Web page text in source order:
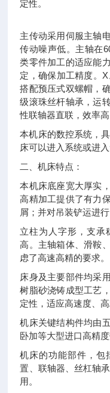
定性。
主传动采用伺服主轴
传动噪声低。主轴在
类零件加工的适应能
定，确保加工精度。 X
搭配预压式双螺帽，
级滚珠丝杆轴承，运
性联轴器直联，效率高
本机床的数控系统，
床可以进入系统或进
二、机床特点：
本机床底座宽大厚实
高精加工提供了有力
屑；并对吊装铲运进行
立柱为人字形，支承
高。主轴箱体、滑鞍
虑了高速高精的要求。
床身及主要部件均采
树脂砂浇铸成型工艺
定性，适应高速度、高
机床关键结构件均由
卧加等大型进口高精
机床的功能部件，包
置、联轴器、丝杠轴
用。